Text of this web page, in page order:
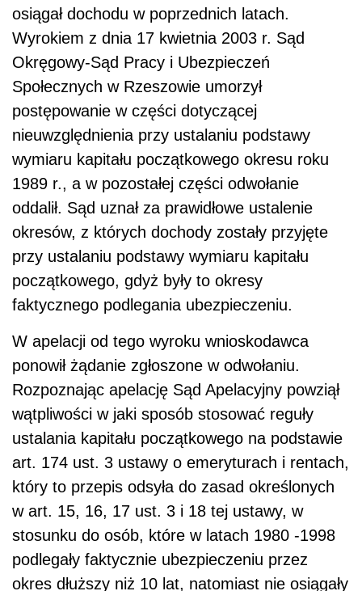
osiągał dochodu w poprzednich latach.
Wyrokiem z dnia 17 kwietnia 2003 r. Sąd
Okręgowy-Sąd Pracy i Ubezpieczeń
Społecznych w Rzeszowie umorzył
postępowanie w części dotyczącej
nieuwzględnienia przy ustalaniu podstawy
wymiaru kapitału początkowego okresu roku
1989 r., a w pozostałej części odwołanie
oddalił. Sąd uznał za prawidłowe ustalenie
okresów, z których dochody zostały przyjęte
przy ustalaniu podstawy wymiaru kapitału
początkowego, gdyż były to okresy
faktycznego podlegania ubezpieczeniu.
W apelacji od tego wyroku wnioskodawca
ponowił żądanie zgłoszone w odwołaniu.
Rozpoznając apelację Sąd Apelacyjny powziął
wątpliwości w jaki sposób stosować reguły
ustalania kapitału początkowego na podstawie
art. 174 ust. 3 ustawy o emeryturach i rentach,
który to przepis odsyła do zasad określonych
w art. 15, 16, 17 ust. 3 i 18 tej ustawy, w
stosunku do osób, które w latach 1980 -1998
podlegały faktycznie ubezpieczeniu przez
okres dłuższy niż 10 lat, natomiast nie osiągały